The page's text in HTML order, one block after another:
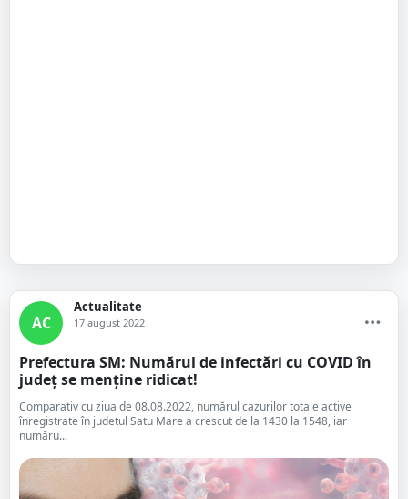
AC
Actualitate
17 august 2022
Prefectura SM: Numărul de infectări cu COVID în
județ se menține ridicat!
Comparativ cu ziua de 08.08.2022, numărul cazurilor totale active
înregistrate în județul Satu Mare a crescut de la 1430 la 1548, iar
număru...